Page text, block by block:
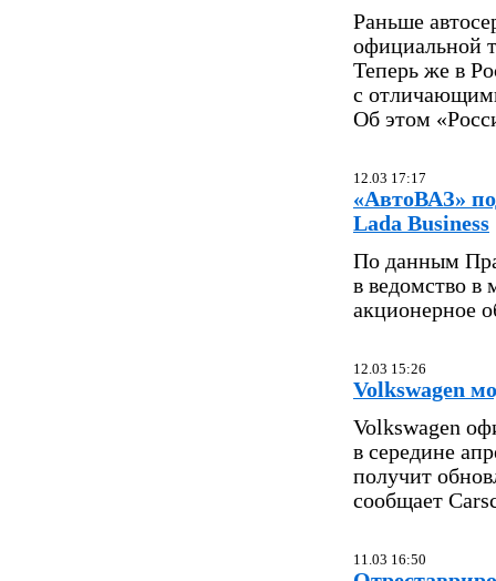
Раньше
официальной
Теперь же в
с
Об этом
12.03 17:17
«АвтоВАЗ»
Lada Business
По данным
в ведомство в
акционерное
12.03 15:26
Volkswagen
Volkswagen
в середине
получит
сообщает
11.03 16:50